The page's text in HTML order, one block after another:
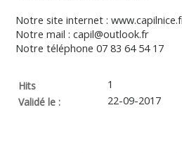
Notre site internet :
Notre mail : capil@outlook.fr
Notre téléphone 07 83 64 54 17
Hits
1
Validé le :
22-09-2017